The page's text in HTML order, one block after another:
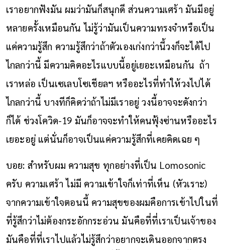
เราอยากฟังมัน ผมว่ามันก็สนุกดี ส่วนความเศร้า มันมีอยู่
หลายครั้งเหมือนกัน ไม่รู้ว่ามันเป็นความทรงจำหรือเป็น
แค่ความรู้สึก ความรู้สึกว่าถ้าตัวเองเก่งกว่านี้วงก็จะได้ไป
ไกลกว่านี้ มีความคิดอะไรแบบนี้อยู่เยอะเหมือนกัน ถ้า
เราหล่อ เป็นเซเลบโซเชียลฯ หรืออะไรที่ทำให้วงไปได้
ไกลกว่านี้ บางทีก็คิดว่าถ้าไม่มีเราอยู่ วงนี้อาจจะดังกว่า
ก็ได้ ช่วงโควิด-19 มันก็อาจจะทำให้คนฟุ้งซ่านหรืออะไร
เยอะอยู่ แต่นั่นก็อาจเป็นแค่ความรู้สึกที่เคยคิดเฉย ๆ
บอย: สำหรับผม ความสุข ทุกอย่างที่เป็น Lomosonic
ครับ ความเศร้า ไม่มี ความเข้าใจก็เท่าที่เห็น (หัวเราะ)
จากความเข้าใจตอนนี้ ความสุขของผมคือการเข้าไปในที่
ที่รู้สึกว่าไม่ต้องกระอักกระอ่วน มันคือที่ที่เราเป็นเจ้าของ
มันคือที่ที่เราไปแล้วไม่รู้สึกว่าอยากจะเดินออกจากตรง